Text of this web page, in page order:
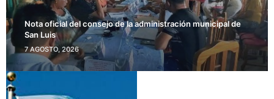
Nota oficial del consejo de la administración municipal de
San Luis
7 AGOSTO, 2026